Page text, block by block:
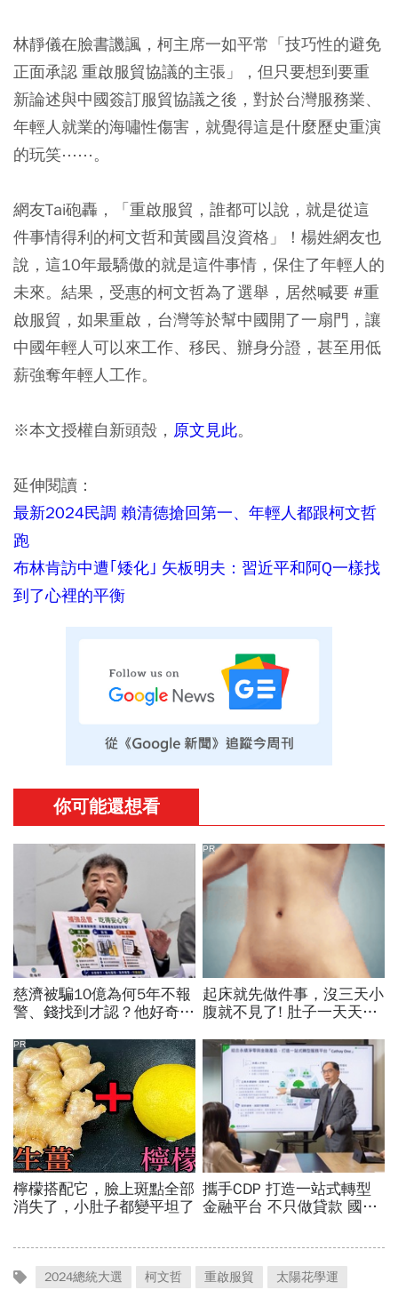
林靜儀在臉書譏諷，柯主席一如平常「技巧性的避免
正面承認 重啟服貿協議的主張」，但只要想到要重
新論述與中國簽訂服貿協議之後，對於台灣服務業、
年輕人就業的海嘯性傷害，就覺得這是什麼歷史重演
的玩笑⋯⋯。
網友Tai砲轟，「重啟服貿，誰都可以說，就是從這
件事情得利的柯文哲和黃國昌沒資格」！楊姓網友也
說，這10年最驕傲的就是這件事情，保住了年輕人的
未來。結果，受惠的柯文哲為了選舉，居然喊要 #重
啟服貿，如果重啟，台灣等於幫中國開了一扇門，讓
中國年輕人可以來工作、移民、辦身分證，甚至用低
薪強奪年輕人工作。
※本文授權自新頭殼， 原文見此。
延伸閱讀：
最新2024民調 賴清德搶回第一、年輕人都跟柯文哲
跑
布林肯訪中遭｢矮化｣ 矢板明夫：習近平和阿Q一樣找
到了心裡的平衡
2024總統大選 柯文哲 重啟服貿 太陽花學運